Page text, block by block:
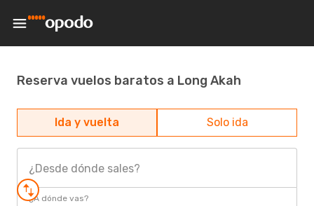
Reserva vuelos baratos a Long Akah
Ida y vuelta Solo ida
¿Desde dónde sales?
¿A dónde vas?